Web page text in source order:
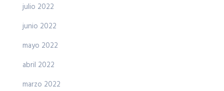
julio 2022
junio 2022
mayo 2022
abril 2022
marzo 2022